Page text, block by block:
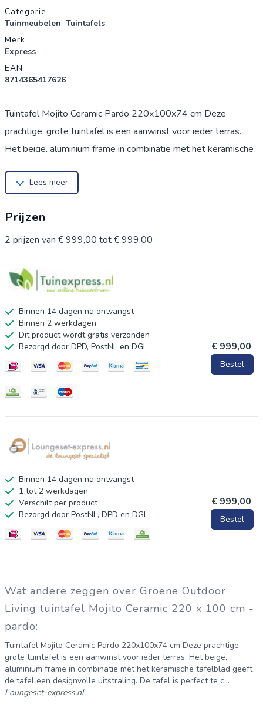
Productgegevens
Categorie
Tuinmeubelen Tuintafels
Merk
Express
EAN
8714365417626
Tuintafel Mojito Ceramic Pardo 220x100x74 cm Deze
prachtige, grote tuintafel is een aanwinst voor ieder terras.
Het beige, aluminium frame in combinatie met het keramische
perfect te c...
Lees meer
Prijzen
2 prijzen van € 999,00 tot€ 999,00
Binnen 14 dagen na ontvangst
Binnen 2 werkdagen
Dit product wordt gratis verzonden
Bezorgd door DPD, PostNL en DGL
€ 999,00
Bestel
Binnen 14 dagen na ontvangst
1 tot 2 werkdagen
Verschilt per product
Bezorgd door PostNL, DPD en DGL
€ 999,00
Bestel
Wat andere zeggen over Groene Outdoor
Living tuintafel Mojito Ceramic 220 x 100 cm -
pardo:
Tuintafel Mojito Ceramic Pardo 220x100x74 cm Deze prachtige,
grote tuintafel is een aanwinst voor ieder terras. Het beige,
aluminium frame in combinatie met het keramische tafelblad geeft
de tafel een designvolle uitstraling. De tafel is perfect te c...
Loungeset-express.nl